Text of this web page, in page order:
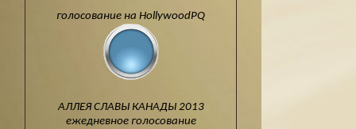
голосование на HollywoodPQ
АЛЛЕЯ СЛАВЫ КАНАДЫ 2013
ежедневное голосование